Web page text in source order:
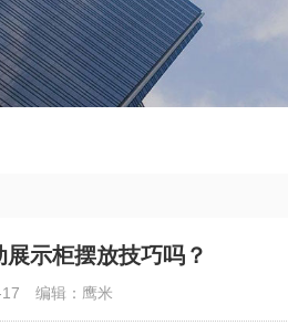
示柜摆放技巧吗？
编辑：鹰米